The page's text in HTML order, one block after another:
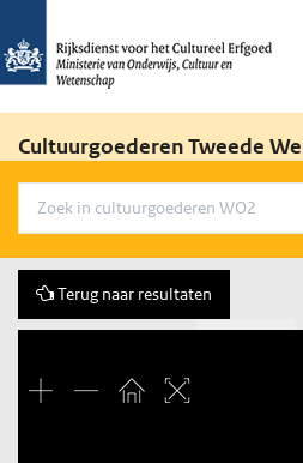
Cultuurgoederen Tweede
Terug naar resultaten